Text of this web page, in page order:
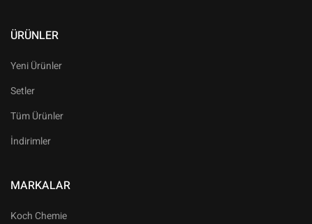
ÜRÜNLER
Yeni Ürünler
Setler
Tüm Ürünler
İndirimler
MARKALAR
Koch Chemie